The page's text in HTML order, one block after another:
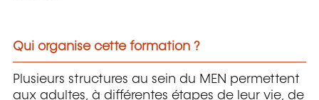
Qui organise cette formation ?
Plusieurs structures au sein du MEN permettent
aux adultes, à différentes étapes de leur vie, de